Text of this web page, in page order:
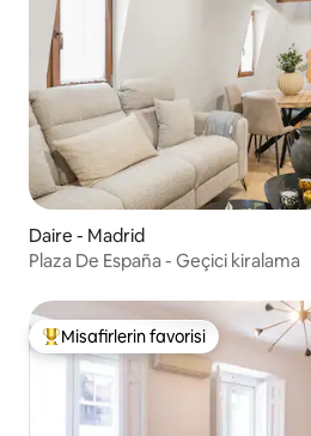
Daire - Madrid
Plaza De España - Geçici kiralama
Misafirlerin favorilerinden en
Misafirlerin favorisi